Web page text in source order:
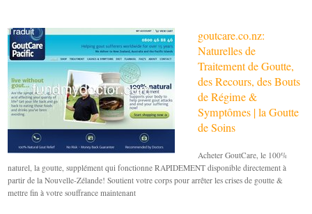
goutcare.co.nz:
Naturelles de
Traitement de Goutte,
des Recours, des Bouts
de Régime &
Symptômes | la Goutte
de Soins
Acheter GoutCare, le 100%
naturel, la goutte, supplément qui fonctionne RAPIDEMENT disponible directement à
partir de la Nouvelle-Zélande! Soutient votre corps pour arrêter les crises de goutte &
mettre fin à votre souffrance maintenant